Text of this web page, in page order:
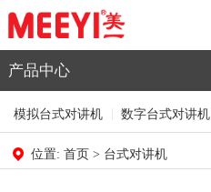
产品中心
模拟台式对讲机 数字台式对讲机
位置: 首页 > 台式对讲机